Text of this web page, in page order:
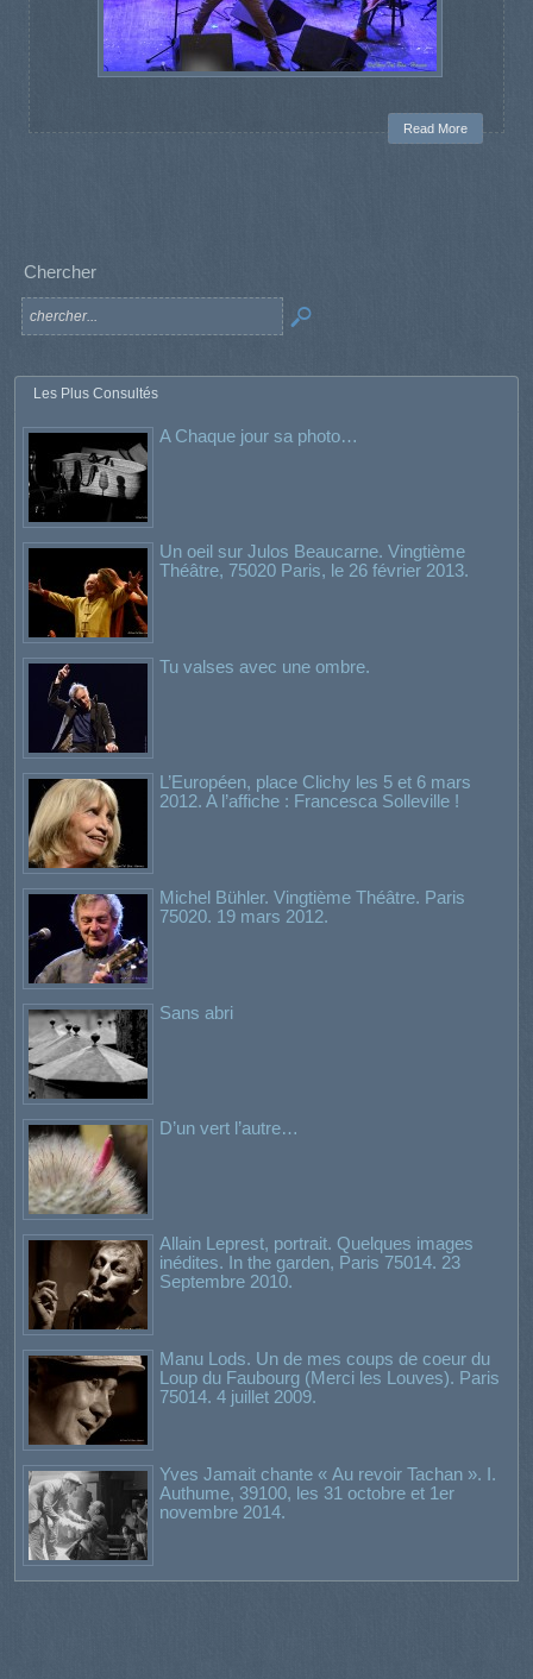
Read More
Chercher
Les Plus Consultés
A Chaque jour sa photo…
Un oeil sur Julos Beaucarne. Vingtième
Théâtre, 75020 Paris, le 26 février 2013.
Tu valses avec une ombre.
L’Européen, place Clichy les 5 et 6 mars
2012. A l’affiche : Francesca Solleville !
Michel Bühler. Vingtième Théâtre. Paris
75020. 19 mars 2012.
Sans abri
D’un vert l’autre…
Allain Leprest, portrait. Quelques images
inédites. In the garden, Paris 75014. 23
Septembre 2010.
Manu Lods. Un de mes coups de coeur du
Loup du Faubourg (Merci les Louves). Paris
75014. 4 juillet 2009.
Yves Jamait chante « Au revoir Tachan ». I.
Authume, 39100, les 31 octobre et 1er
novembre 2014.